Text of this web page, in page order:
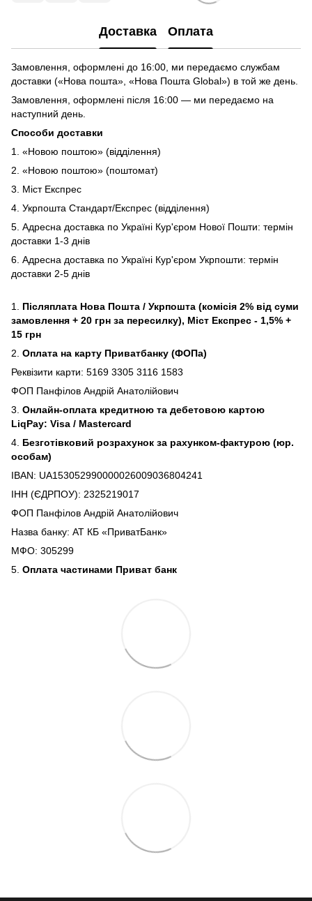
Доставка Оплата
Замовлення, оформлені до 16:00, ми передаємо службам
доставки («Нова пошта», «Нова Пошта Global») в той же день.
Замовлення, оформлені після 16:00 — ми передаємо на
наступний день.
Способи доставки
1. «Новою поштою» (відділення)
2. «Новою поштою» (поштомат)
3. Міст Експрес
4. Укрпошта Стандарт/Експрес (відділення)
5. Адресна доставка по Україні Кур'єром Нової Пошти: термін
доставки 1-3 днів
6. Адресна доставка по Україні Кур'єром Укрпошти: термін
доставки 2-5 днів
1. Післяплата Нова Пошта / Укрпошта (комісія 2% від суми
замовлення + 20 грн за пересилку), Міст Експрес - 1,5% +
15 грн
2. Оплата на карту Приватбанку (ФОПа)
Реквізити карти: 5169 3305 3116 1583
ФОП Панфілов Андрій Анатолійович
3. Онлайн-оплата кредитною та дебетовою картою
LiqPay: Visa / Mastercard
4. Безготівковий розрахунок за рахунком-фактурою (юр.
особам)
IBAN: UA153052990000026009036804241
ІНН (ЄДРПОУ): 2325219017
ФОП Панфілов Андрій Анатолійович
Назва банку: АТ КБ «ПриватБанк»
МФО: 305299
5. Оплата частинами Приват банк